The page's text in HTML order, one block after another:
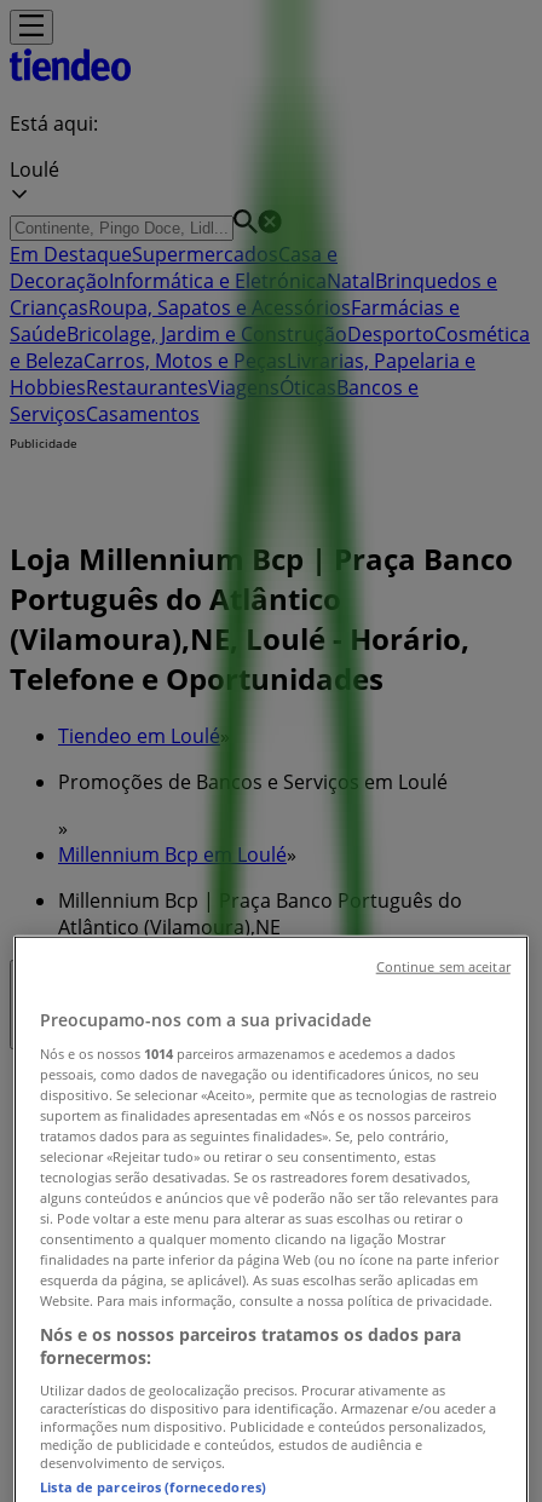
Está aqui:
Loulé
Em DestaqueSupermercadosCasa e
DecoraçãoInformática e EletrónicaNatalBrinquedos e
CriançasRoupa, Sapatos e AcessóriosFarmácias e
SaúdeBricolage, Jardim e ConstruçãoDesportoCosmética
e BelezaCarros, Motos e PeçasLivrarias, Papelaria e
HobbiesRestaurantesViagensÓticasBancos e
ServiçosCasamentos
Publicidade
Loja Millennium Bcp | Praça Banco
Português do Atlântico
(Vilamoura),NE, Loulé - Horário,
Telefone e Oportunidades
Tiendeo em Loulé»
Promoções de Bancos e Serviços em Loulé
»
Millennium Bcp em Loulé»
Millennium Bcp | Praça Banco Português do
Atlântico (Vilamoura),NE
Domingo
Fechado
Segunda-feira
08:30 - 15:30
Terça-feira
08:30 - 15:30
Quarta-feira
08:30 - 15:30
Quinta-feira
08:30 - 15:30
Sexta-feira
08:30 - 15:30
Sábado
Fechado
Preocupamo-nos com a sua privacidade
Nós e os nossos 1014 parceiros armazenamos e acedemos a dados
pessoais, como dados de navegação ou identificadores únicos, no seu
dispositivo. Se selecionar «Aceito», permite que as tecnologias de rastreio
suportem as finalidades apresentadas em «Nós e os nossos parceiros
tratamos dados para as seguintes finalidades». Se, pelo contrário,
selecionar «Rejeitar tudo» ou retirar o seu consentimento, estas
tecnologias serão desativadas. Se os rastreadores forem desativados,
alguns conteúdos e anúncios que vê poderão não ser tão relevantes para
si. Pode voltar a este menu para alterar as suas escolhas ou retirar o
consentimento a qualquer momento clicando na ligação Mostrar
finalidades na parte inferior da página Web (ou no ícone na parte inferior
esquerda da página, se aplicável). As suas escolhas serão aplicadas em
Website. Para mais informação, consulte a nossa política de privacidade.
Nós e os nossos parceiros tratamos os dados para
fornecermos:
Utilizar dados de geolocalização precisos. Procurar ativamente as
características do dispositivo para identificação. Armazenar e/ou aceder a
informações num dispositivo. Publicidade e conteúdos personalizados,
medição de publicidade e conteúdos, estudos de audiência e
desenvolvimento de serviços.
Lista de parceiros (fornecedores)
Continue sem aceitar